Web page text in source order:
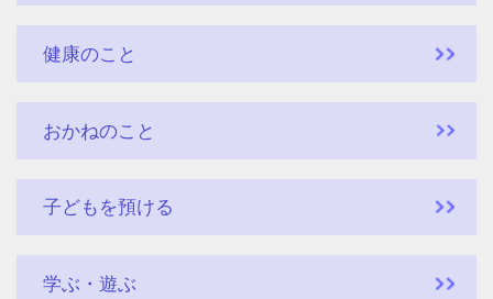
健康のこと
おかねのこと
子どもを預ける
学ぶ・遊ぶ